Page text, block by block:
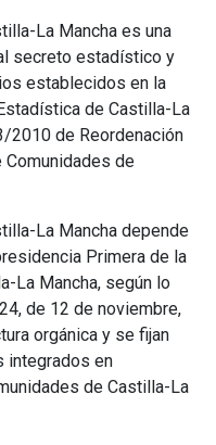
La Mancha es una
secreto estadístico y
establecidos en la
de Castilla-La
2010 de Reordenación
de
La Mancha depende
Primera de la
La Mancha, según lo
de 12 de noviembre,
orgánica y se fijan
integrados en
de Castilla-La